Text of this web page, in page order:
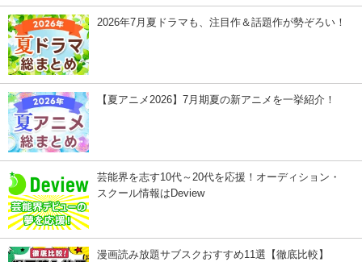
2026年7月夏ドラマも、注目作＆話題作が勢ぞろい！
【夏アニメ2026】7月期夏の新アニメを一挙紹介！
芸能界を志す10代～20代を応援！オーディション・
スクール情報はDeview
漫画読み放題サブスクおすすめ11選【徹底比較】